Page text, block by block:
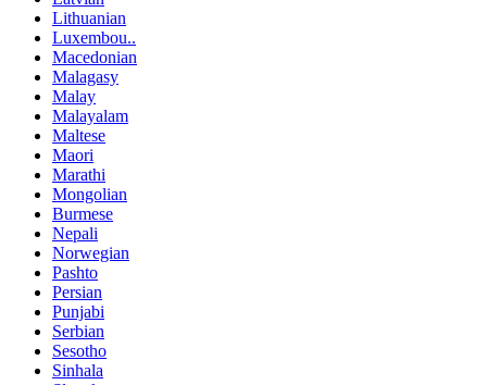
Lithuanian
Luxembou..
Macedonian
Malagasy
Malay
Malayalam
Maltese
Maori
Marathi
Mongolian
Burmese
Nepali
Norwegian
Pashto
Persian
Punjabi
Serbian
Sesotho
Sinhala